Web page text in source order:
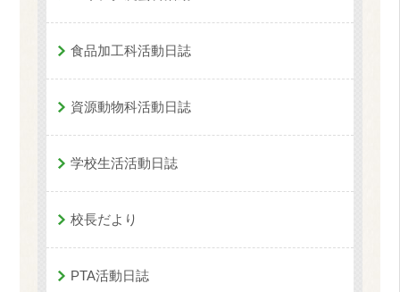
食品加工科活動日誌
資源動物科活動日誌
学校生活活動日誌
校長だより
PTA活動日誌